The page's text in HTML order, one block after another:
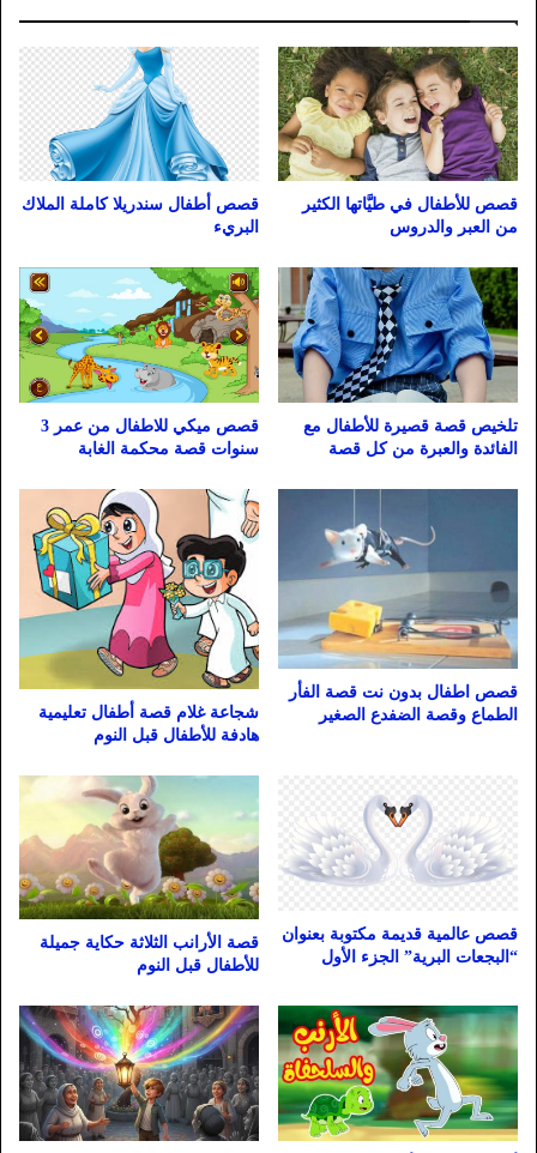
قصص للأطفال في طيَّاتها الكثير
من العبر والدروس
قصص أطفال سندريلا كاملة الملاك
البريء
تلخيص قصة قصيرة للأطفال مع
الفائدة والعبرة من كل قصة
قصص ميكي للاطفال من عمر 3
سنوات قصة محكمة الغابة
قصص اطفال بدون نت قصة الفأر
الطماع وقصة الضفدع الصغير
شجاعة غلام قصة أطفال تعليمية
هادفة للأطفال قبل النوم
قصص عالمية قديمة مكتوبة بعنوان
“البجعات البرية” الجزء الأول
قصة الأرانب الثلاثة حكاية جميلة
للأطفال قبل النوم